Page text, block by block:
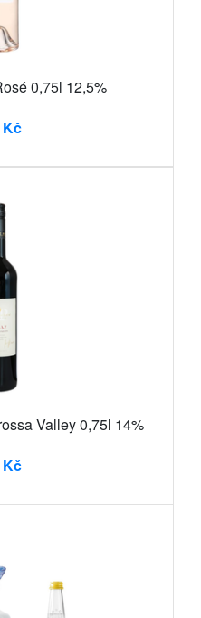
0,75l 12,5%
Kč
Valley 0,75l 14%
Kč